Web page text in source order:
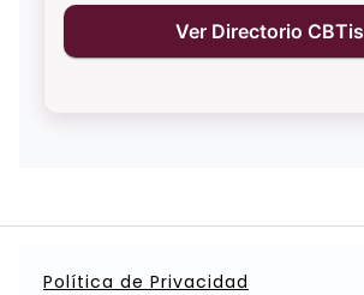
Ver Directorio CBTis
Política de Privacidad